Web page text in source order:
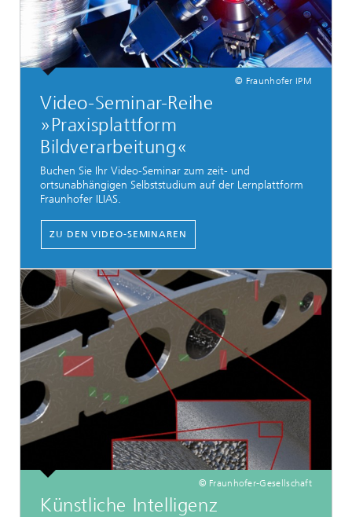
© Fraunhofer IPM
Video-Seminar-Reihe
»Praxisplattform
Bildverarbeitung«
Buchen Sie Ihr Video-Seminar zum zeit- und
ortsunabhängigen Selbststudium auf der Lernplattform
Fraunhofer ILIAS.
ZU DEN VIDEO-SEMINAREN
© Fraunhofer-Gesellschaft
Künstliche Intelligenz